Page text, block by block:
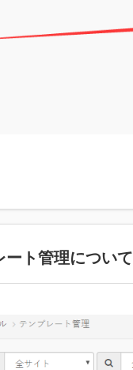
ート管理について